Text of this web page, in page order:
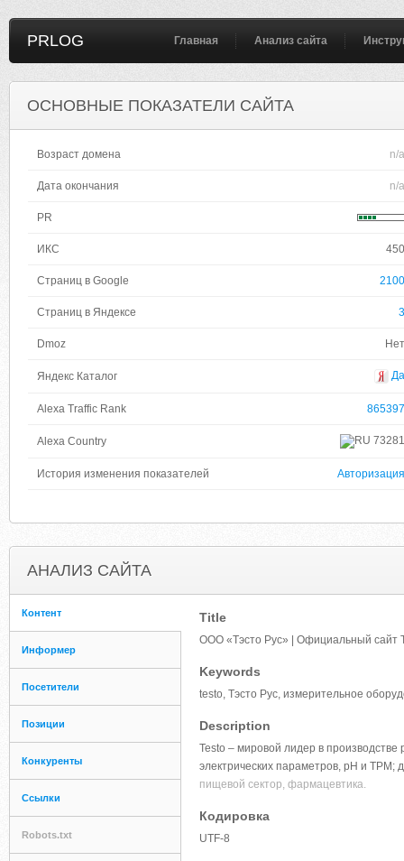
PRLOG Главная Анализ сайта
ОСНОВНЫЕ ПОКАЗАТЕЛИ САЙТА
Возраст домена n/a
Дата окончания n/a
PR
ИКС 450
Страниц в Google 2100
Страниц в Яндексе 3
Dmoz Нет
Яндекс Каталог Да
Alexa Traffic Rank 865397
Alexa Country 73281
История изменения показателей Авторизация
АНАЛИЗ САЙТА
Контент
Информер
Посетители
Позиции
Конкуренты
Ссылки
Robots.txt
Title
ООО «Тэсто Рус» | Официальный сайт
Keywords
testo, Тэсто Рус, измерительное
Description
Testo – мировой лидер в
электрических параметров, pH и TPM;
пищевой сектор, фармацевтика.
Кодировка
UTF-8